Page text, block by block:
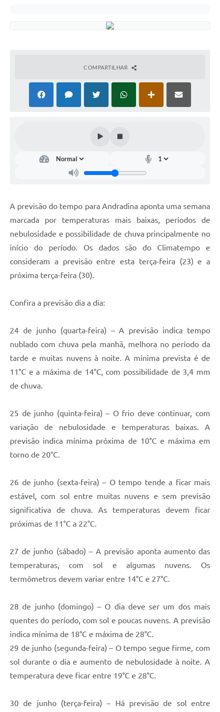
COMPARTILHAR
A previsão do tempo para Andradina aponta uma semana
marcada por temperaturas mais baixas, períodos de
nebulosidade e possibilidade de chuva principalmente no
início do período. Os dados são do Climatempo e
consideram a previsão entre esta terça-feira (23) e a
próxima terça-feira (30).
Confira a previsão dia a dia:
24 de junho (quarta-feira) – A previsão indica tempo
nublado com chuva pela manhã, melhora no período da
tarde e muitas nuvens à noite. A mínima prevista é de
11°C e a máxima de 14°C, com possibilidade de 3,4 mm
de chuva.
25 de junho (quinta-feira) – O frio deve continuar, com
variação de nebulosidade e temperaturas baixas. A
previsão indica mínima próxima de 10°C e máxima em
torno de 20°C.
26 de junho (sexta-feira) – O tempo tende a ficar mais
estável, com sol entre muitas nuvens e sem previsão
significativa de chuva. As temperaturas devem ficar
próximas de 11°C a 22°C.
27 de junho (sábado) – A previsão aponta aumento das
temperaturas, com sol e algumas nuvens. Os
termômetros devem variar entre 14°C e 27°C.
28 de junho (domingo) – O dia deve ser um dos mais
quentes do período, com sol e poucas nuvens. A previsão
indica mínima de 18°C e máxima de 28°C.
29 de junho (segunda-feira) – O tempo segue firme, com
sol durante o dia e aumento de nebulosidade à noite. A
temperatura deve ficar entre 19°C e 28°C.
30 de junho (terça-feira) – Há previsão de sol entre